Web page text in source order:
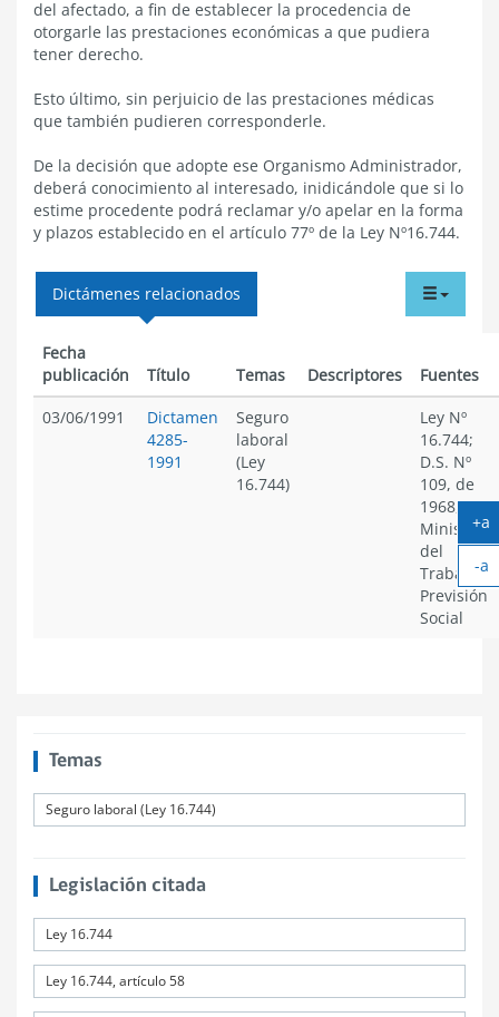
del afectado, a fin de establecer la procedencia de
otorgarle las prestaciones económicas a que pudiera
tener derecho.
Esto último, sin perjuicio de las prestaciones médicas
que también pudieren corresponderle.
De la decisión que adopte ese Organismo Administrador,
deberá conocimiento al interesado, inidicándole que si lo
estime procedente podrá reclamar y/o apelar en la forma
y plazos establecido en el artículo 77º de la Ley Nº16.744.
menu
Dictámenes relacionados
Fecha
publicación
Título Temas Descriptores
Fuentes
03/06/1991
Dictamen
4285-
1991
Seguro
laboral
(Ley
16.744)
Ley Nº
16.744;
D.S. Nº
109, de
1968, del
Ministerio
del
Trabajo y
Previsión
Social
Temas
Seguro laboral (Ley 16.744)
Legislación citada
Ley 16.744
Ley 16.744, artículo 58
+a
-a